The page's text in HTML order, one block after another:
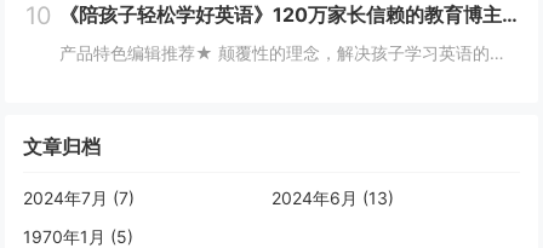
10 《陪孩子轻松学好英语》120万家长信赖的教育博主Young 妈， 解析孩子从零基础到小托福近满分的秘诀！ 父母不懂英语，孩子也能成为英语牛娃！
产品特色编辑推荐★ 颠覆性的理念，解决孩子学习英语的疑惑和难题：应该先学习拼音还是先学习英语？进入了“母语强势期”，还来得及起步学习英语吗？家长不懂英语，孩子没有英语环境怎么办？如何轻松启蒙？怎样快速进阶？学习英语时有哪些坑必须避开？在某些...
文章归档
2024年7月 (7)
2024年6月 (13)
1970年1月 (5)